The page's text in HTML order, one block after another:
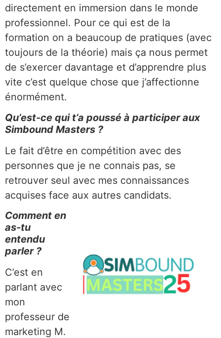
directement en immersion dans le monde
professionnel. Pour ce qui est de la
formation on a beaucoup de pratiques (avec
toujours de la théorie) mais ça nous permet
de s’exercer davantage et d’apprendre plus
vite c’est quelque chose que j’affectionne
énormément.
Qu’est-ce qui t’a poussé à participer aux
Simbound Masters ?
Le fait d’être en compétition avec des
personnes que je ne connais pas, se
retrouver seul avec mes connaissances
acquises face aux autres candidats.
Comment en
as-tu
entendu
parler ?
C’est en
parlant avec
mon
professeur de
marketing M.